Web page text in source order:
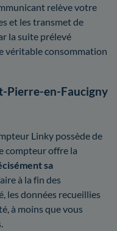
relève votre
et les transmet de
la suite prélevé
véritable consommation
Pierre-en-Faucigny
Linky possède de
compteur offre la
sa
à la fin des
les données recueillies
à moins que vous